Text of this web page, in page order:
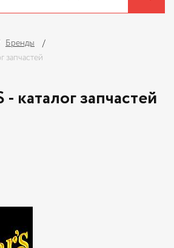
Бренды
запчастей
- каталог запчастей